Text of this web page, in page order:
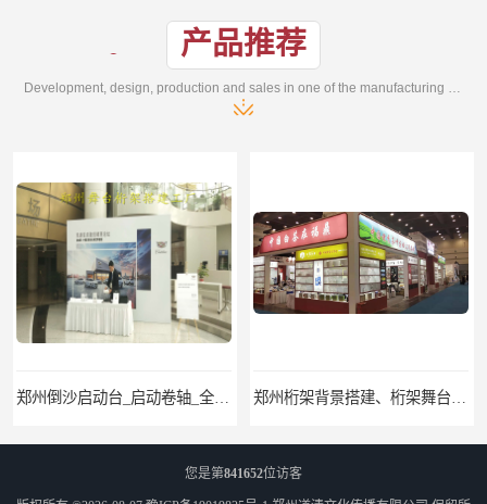
产品推荐
您是第841652位访客